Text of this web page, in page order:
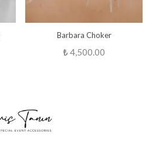
Barbara Choker
₺ 4,500.00